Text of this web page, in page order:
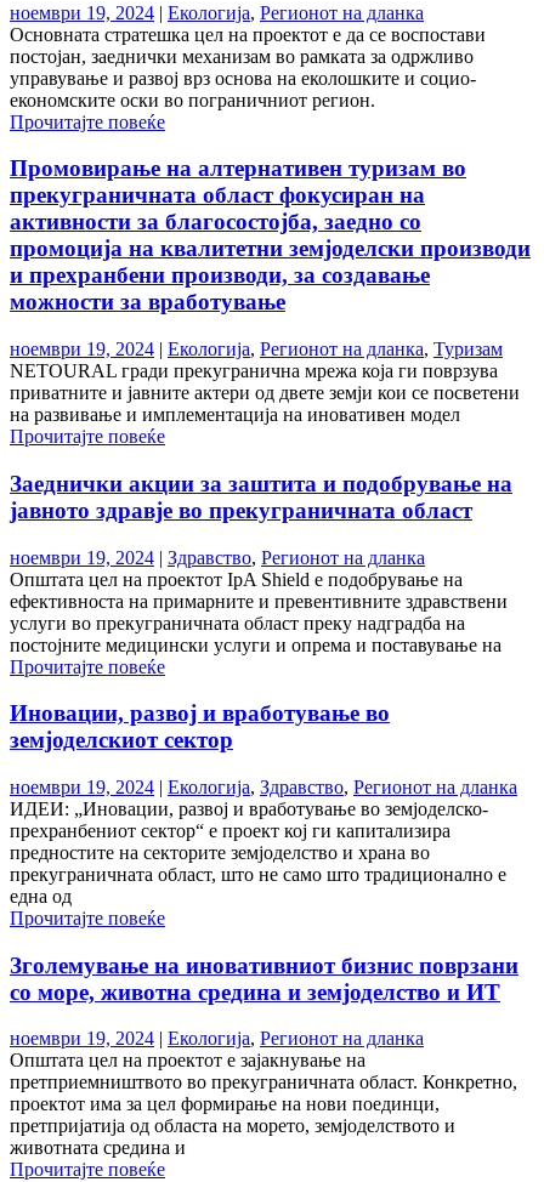
ноември 19, 2024 | Екологија, Регионот на дланка
Основната стратешка цел на проектот е да се воспостави
постојан, заеднички механизам во рамката за одржливо
управување и развој врз основа на еколошките и социо-
економските оски во пограничниот регион.
Прочитајте повеќе
Промовирање на алтернативен туризам во
прекуграничната област фокусиран на
активности за благосостојба, заедно со
промоција на квалитетни земјоделски производи
и прехранбени производи, за создавање
можности за вработување
ноември 19, 2024 | Екологија, Регионот на дланка, Туризам
NETOURAL гради прекугранична мрежа која ги поврзува
приватните и јавните актери од двете земји кои се посветени
на развивање и имплементација на иновативен модел
Прочитајте повеќе
Заеднички акции за заштита и подобрување на
јавното здравје во прекуграничната област
ноември 19, 2024 | Здравство, Регионот на дланка
Општата цел на проектот IpA Shield е подобрување на
ефективноста на примарните и превентивните здравствени
услуги во прекуграничната област преку надградба на
постојните медицински услуги и опрема и поставување на
Прочитајте повеќе
Иновации, развој и вработување во
земјоделскиот сектор
ноември 19, 2024 | Екологија, Здравство, Регионот на дланка
ИДЕИ: „Иновации, развој и вработување во земјоделско-
прехранбениот сектор“ е проект кој ги капитализира
предностите на секторите земјоделство и храна во
прекуграничната област, што не само што традиционално е
една од
Прочитајте повеќе
Зголемување на иновативниот бизнис поврзани
со море, животна средина и земјоделство и ИТ
ноември 19, 2024 | Екологија, Регионот на дланка
Општата цел на проектот е зајакнување на
претприемништвото во прекуграничната област. Конкретно,
проектот има за цел формирање на нови поединци,
претпријатија од областа на морето, земјоделството и
животната средина и
Прочитајте повеќе